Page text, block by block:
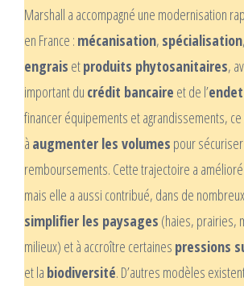
Marshall a accompagné une modernisation
en France : mécanisation, spécialisation
engrais etproduits phytosanitaires,
important du crédit bancaire et de l’
financer équipements et agrandissements,
à augmenter les volumes pour
remboursements. Cette trajectoire a
mais elle a aussi contribué, dans de
simplifier les paysages (haies, prairies,
milieux) et à accroître certaines pressions
et la biodiversité. D’autres modèles